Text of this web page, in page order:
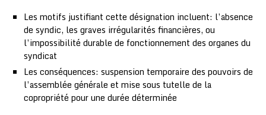
Les motifs justifiant cette désignation incluent: l’absence
de syndic, les graves irrégularités financières, ou
l’impossibilité durable de fonctionnement des organes du
syndicat
Les conséquences: suspension temporaire des pouvoirs de
l’assemblée générale et mise sous tutelle de la
copropriété pour une durée déterminée